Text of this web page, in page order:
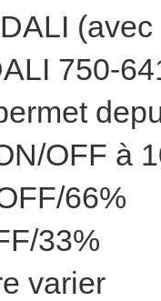
750-
OFF à
66%
33%
varier